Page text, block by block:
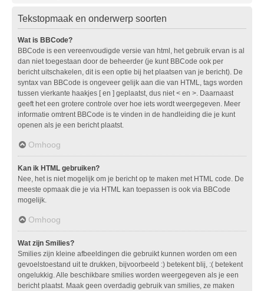
Tekstopmaak en onderwerp soorten
Wat is BBCode?
BBCode is een vereenvoudigde versie van html, het gebruik ervan is al
dan niet toegestaan door de beheerder (je kunt BBCode ook per
bericht uitschakelen, dit is een optie bij het plaatsen van je bericht). De
syntax van BBCode is ongeveer gelijk aan die van HTML, tags worden
tussen vierkante haakjes [ en ] geplaatst, dus niet < en >. Daarnaast
geeft het een grotere controle over hoe iets wordt weergegeven. Meer
informatie omtrent BBCode is te vinden in de handleiding die je kunt
openen als je een bericht plaatst.
Omhoog
Kan ik HTML gebruiken?
Nee, het is niet mogelijk om je bericht op te maken met HTML code. De
meeste opmaak die je via HTML kan toepassen is ook via BBCode
mogelijk.
Omhoog
Wat zijn Smilies?
Smilies zijn kleine afbeeldingen die gebruikt kunnen worden om een
gevoelstoestand uit te drukken, bijvoorbeeld :) betekent blij, :( betekent
ongelukkig. Alle beschikbare smilies worden weergegeven als je een
bericht plaatst. Maak geen overdadig gebruik van smilies, ze maken